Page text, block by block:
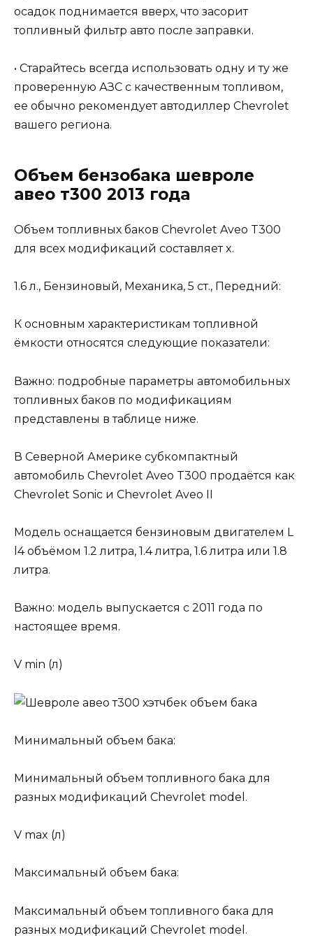
осадок поднимается вверх, что засорит
топливный фильтр авто после заправки.
• Старайтесь всегда использовать одну и ту же
проверенную АЗС с качественным топливом,
ее обычно рекомендует автодиллер Chevrolet
вашего региона.
Объем бензобака шевроле
авео т300 2013 года
Объем топливных баков Chevrolet Aveo T300
для всех модификаций составляет x.
1.6 л., Бензиновый, Механика, 5 ст., Передний:
К основным характеристикам топливной
ёмкости относятся следующие показатели:
Важно: подробные параметры автомобильных
топливных баков по модификациям
представлены в таблице ниже.
В Северной Америке субкомпактный
автомобиль Chevrolet Aveo T300 продаётся как
Chevrolet Sonic и Chevrolet Aveo II
Модель оснащается бензиновым двигателем L
l4 объёмом 1.2 литра, 1.4 литра, 1.6 литра или 1.8
литра.
Важно: модель выпускается с 2011 года по
настоящее время.
V min (л)
Минимальный объем бака:
Минимальный объем топливного бака для
разных модификаций Chevrolet model.
V max (л)
Максимальный объем бака:
Максимальный объем топливного бака для
разных модификаций Chevrolet model.